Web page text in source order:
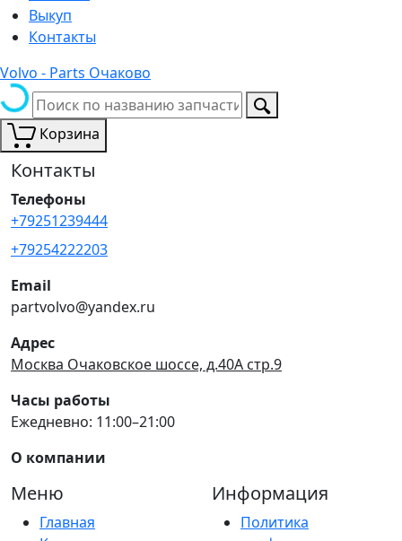
Выкуп
Контакты
Volvo - Parts Очаково
Корзина
Контакты
Телефоны
+79251239444
+79254222203
Email
partvolvo@yandex.ru
Адрес
Москва Очаковское шоссе, д.40А стр.9
Часы работы
Ежедневно: 11:00–21:00
О компании
Меню
Главная
Информация
Политика